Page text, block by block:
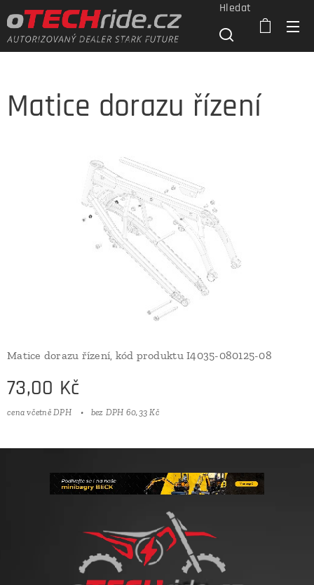
Hledat
Matice dorazu řízení
Matice dorazu řízení, kód produktu I4035-080125-08
73,00 Kč
cena včetně DPH bez DPH 60,33 Kč